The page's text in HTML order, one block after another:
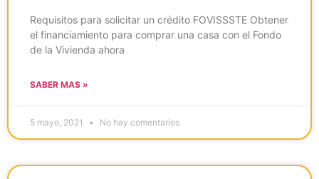
Requisitos para solicitar un crédito FOVISSSTE Obtener
el financiamiento para comprar una casa con el Fondo
de la Vivienda ahora
SABER MAS »
5 mayo, 2021 No hay comentarios